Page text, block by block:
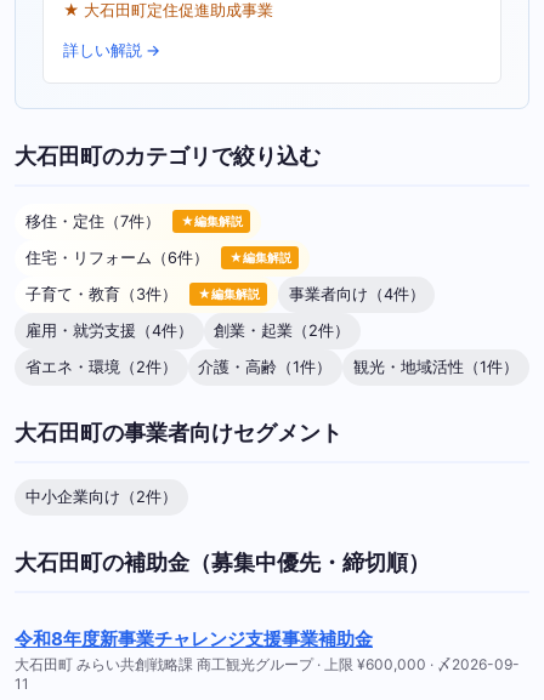
★ 大石田町定住促進助成事業
詳しい解説 →
大石田町のカテゴリで絞り込む
移住・定住（7件） ★編集解説
住宅・リフォーム（6件） ★編集解説
子育て・教育（3件） ★編集解説
事業者向け（4件）
雇用・就労支援（4件）
創業・起業（2件）
省エネ・環境（2件）
介護・高齢（1件） 観光・地域活性（1件）
大石田町の事業者向けセグメント
中小企業向け（2件）
大石田町の補助金（募集中優先・締切順）
令和8年度新事業チャレンジ支援事業補助金
大石田町 みらい共創戦略課 商工観光グループ · 上限 ¥600,000 · 〆2026-09-
11